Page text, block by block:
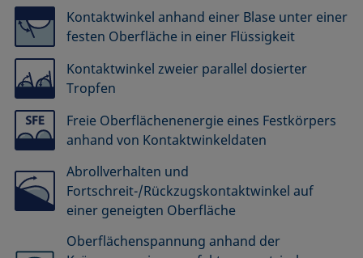
Kontaktwinkel anhand einer Blase unter einer
festen Oberfläche in einer Flüssigkeit
Kontaktwinkel zweier parallel dosierter
Tropfen
Freie Oberflächenenergie eines Festkörpers
anhand von Kontaktwinkeldaten
Abrollverhalten und
Fortschreit-/Rückzugskontaktwinkel auf
einer geneigten Oberfläche
Oberflächenspannung anhand der